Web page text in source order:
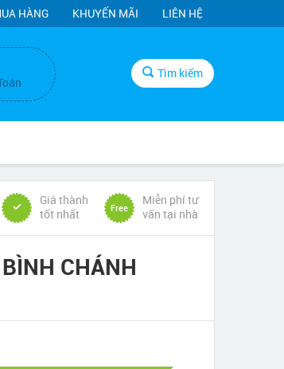
HÀNG KHUYẾN MÃI LIÊN HỆ
Tìm kiếm
Giá thành
tốt nhất
Free
Miễn phí tư
vấn tại nhà
CHÁNH